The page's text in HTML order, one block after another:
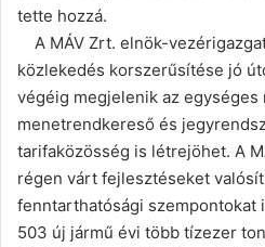
tette hozzá.
A MÁV Zrt. elnök-
közlekedés korszerűsítése jó
végéig megjelenik az egységes
menetrendkereső és
tarifaközösség is létrejöhet. A
régen várt fejlesztéseket
fenntarthatósági szempontokat
503 új jármű évi több tízezer